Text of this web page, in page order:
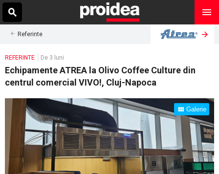
Referinte
REFERINTE De 3 luni
Echipamente ATREA la Olivo Coffee Culture din
centrul comercial VIVO!, Cluj-Napoca
Galerie